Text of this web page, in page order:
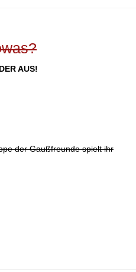
AUS!
der Gaußfreunde spielt ihr